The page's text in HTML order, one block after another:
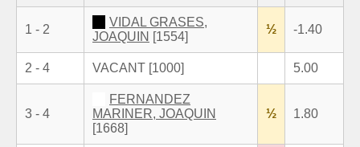
1 - 2
VIDAL GRASES,
JOAQUIN [1554]
½ -1.40
2 - 4 VACANT [1000] 5.00
3 - 4
FERNANDEZ
MARINER, JOAQUIN
[1668]
½ 1.80